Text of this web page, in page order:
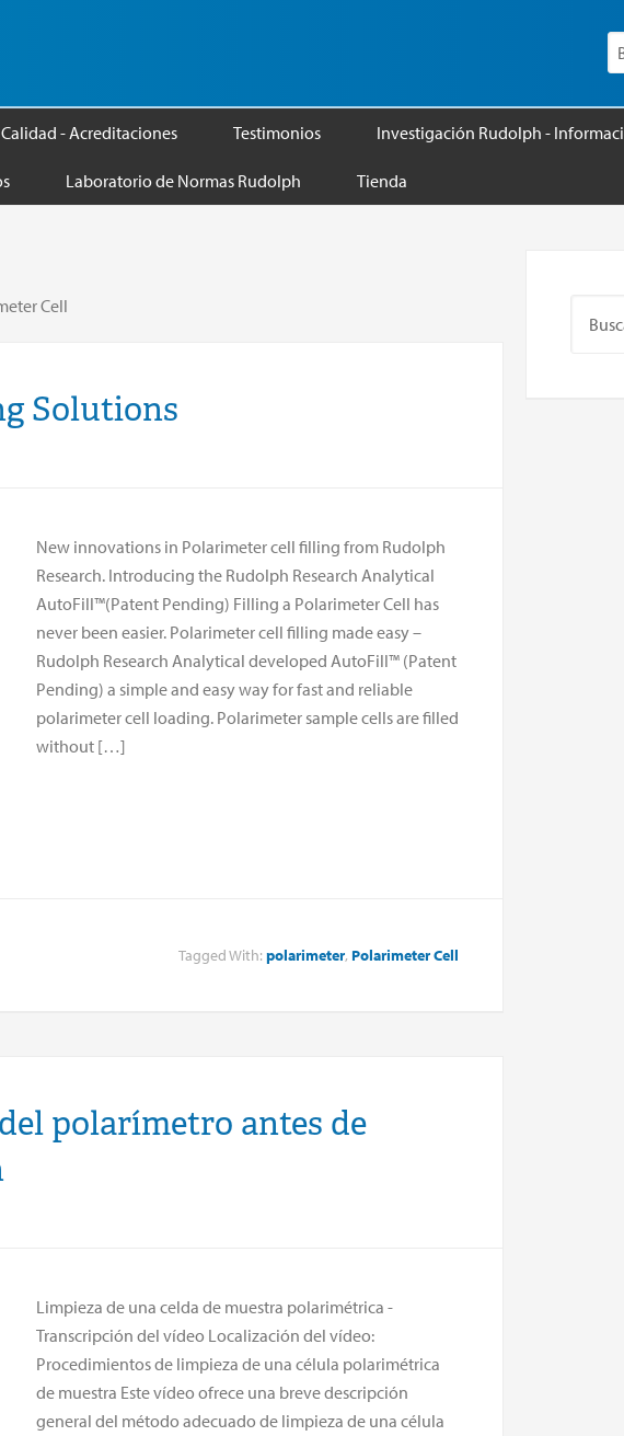
Calidad - Acreditaciones Testimonios Investigación Rudolph -
Laboratorio de Normas Rudolph Tienda
Cell
Solutions
New innovations in Polarimeter cell filling from Rudolph
Research. Introducing the Rudolph Research Analytical
AutoFill™(Patent Pending) Filling a Polarimeter Cell has
never been easier. Polarimeter cell filling made easy –
Rudolph Research Analytical developed AutoFill™ (Patent
Pending) a simple and easy way for fast and reliable
polarimeter cell loading. Polarimeter sample cells are filled
without […]
Tagged With: polarimeter, Polarimeter Cell
polarímetro antes de
Limpieza de una celda de muestra polarimétrica -
Transcripción del vídeo Localización del vídeo:
Procedimientos de limpieza de una célula polarimétrica
de muestra Este vídeo ofrece una breve descripción
general del método adecuado de limpieza de una célula